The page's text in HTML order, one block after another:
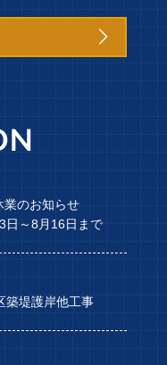

のお知らせ
日～8月16日まで
築堤護岸他工事